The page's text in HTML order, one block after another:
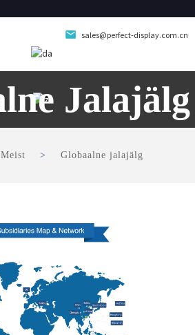
sales@perfect-display.com.cn
Jalajälg
Meist Globaalne jalajälg